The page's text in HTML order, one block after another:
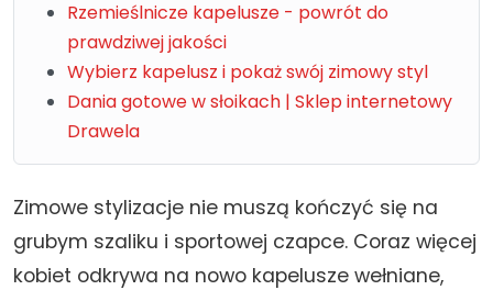
Rzemieślnicze kapelusze - powrót do
prawdziwej jakości
Wybierz kapelusz i pokaż swój zimowy styl
Dania gotowe w słoikach | Sklep internetowy
Drawela
Zimowe stylizacje nie muszą kończyć się na
grubym szaliku i sportowej czapce. Coraz więcej
kobiet odkrywa na nowo kapelusze wełniane,